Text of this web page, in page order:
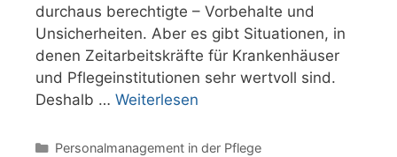
durchaus berechtigte – Vorbehalte und
Unsicherheiten. Aber es gibt Situationen, in
denen Zeitarbeitskräfte für Krankenhäuser
und Pflegeinstitutionen sehr wertvoll sind.
Deshalb … Weiterlesen
Kategorien
Personalmanagement in der Pflege